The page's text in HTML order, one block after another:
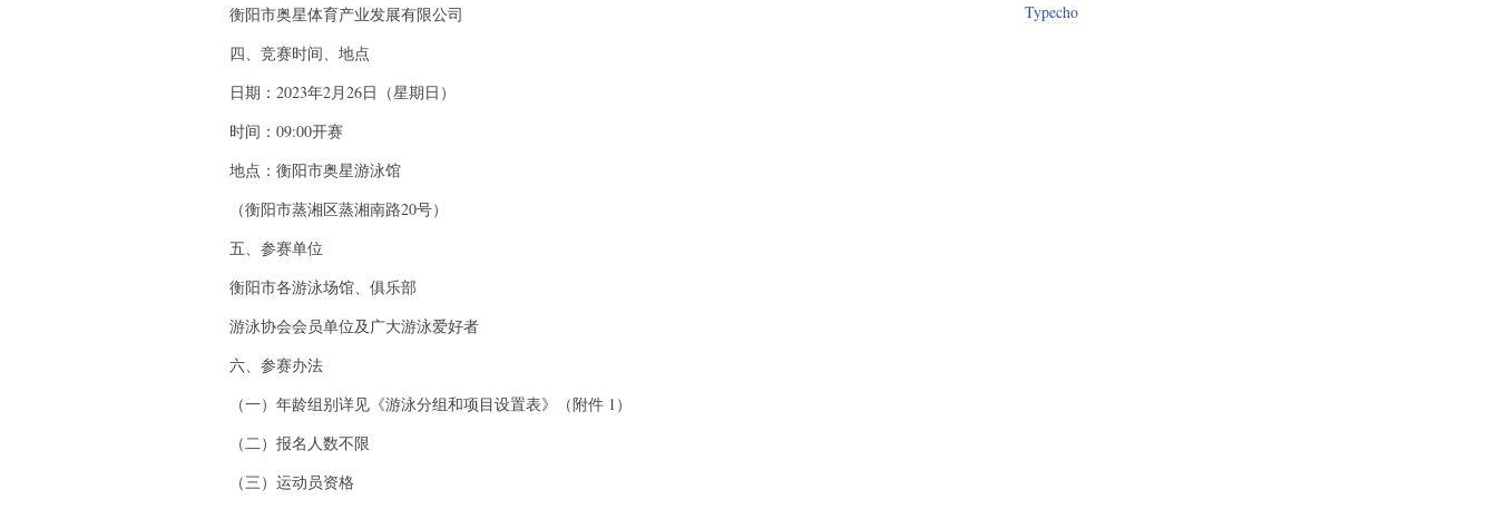
衡阳市奥星体育产业发展有限公司
四、竞赛时间、地点
日期：2023年2月26日（星期日）
时间：09:00开赛
地点：衡阳市奥星游泳馆
（衡阳市蒸湘区蒸湘南路20号）
五、参赛单位
衡阳市各游泳场馆、俱乐部
游泳协会会员单位及广大游泳爱好者
六、参赛办法
（一）年龄组别详见《游泳分组和项目设置表》（附件 1）
（二）报名人数不限
（三）运动员资格
Typecho